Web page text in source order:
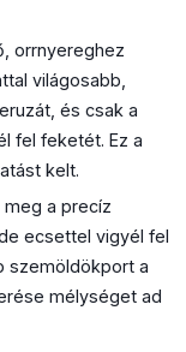
orrnyereghez
világosabb,
és csak a
fel feketét. Ez a
kelt.
meg a precíz
ecsettel vigyél fel
szemöldökport a
mélységet ad